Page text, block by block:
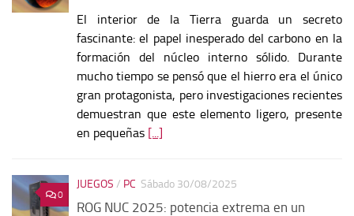
El interior de la Tierra guarda un secreto
fascinante: el papel inesperado del carbono en la
formación del núcleo interno sólido. Durante
mucho tiempo se pensó que el hierro era el único
gran protagonista, pero investigaciones recientes
demuestran que este elemento ligero, presente
en pequeñas [...]
0
JUEGOS / PC Sábado 30/08/2025
ROG NUC 2025: potencia extrema en un